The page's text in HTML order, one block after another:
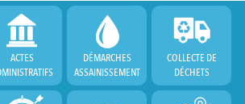
ACTES
DÉMARCHES
ASSAINISSEMENT
COLLECTE DE
DÉCHETS